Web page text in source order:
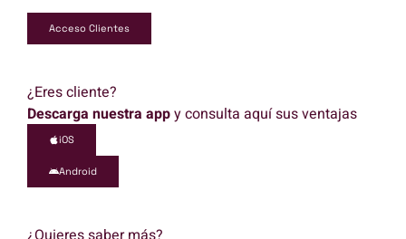
Acceso Clientes
¿Eres cliente?
Descarga nuestra appy consulta aquí sus ventajas
iOS
Android